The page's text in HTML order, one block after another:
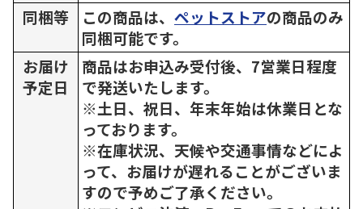
同梱等
この商品は、 ペットストアの商品のみ
同梱可能です。
お届け
予定日
商品はお申込み受付後、7営業日程度
で発送いたします。
※土日、祝日、年末年始は休業日とな
っております。
※在庫状況、天候や交通事情などによ
って、お届けが遅れることがございま
すので予めご了承ください。